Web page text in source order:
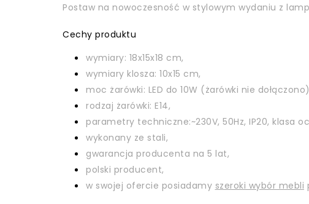
Postaw na nowoczesność w stylowym wydaniu z
Cechy produktu
wymiary: 18x15x18 cm,
wymiary klosza: 10x15 cm,
moc żarówki: LED do 10W (żarówki nie
rodzaj żarówki: E14,
parametry techniczne:~230V, 50Hz, IP20, klasa
wykonany ze stali,
gwarancja producenta na 5 lat,
polski producent,
w swojej ofercie posiadamy szeroki wybór mebli